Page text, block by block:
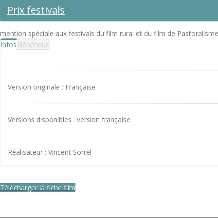
Prix festivals
mention spéciale aux festivals du film rural et du film de Pastoralisme
Infos Générique
Version originale : Française
Versions disponibles : version française
Réalisateur : Vincent Sorrel
Télécharger la fiche film